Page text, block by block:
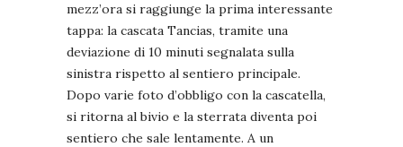
mezz’ora si raggiunge la prima interessante
tappa: la cascata Tancias, tramite una
deviazione di 10 minuti segnalata sulla
sinistra rispetto al sentiero principale.
Dopo varie foto d’obbligo con la cascatella,
si ritorna al bivio e la sterrata diventa poi
sentiero che sale lentamente. A un